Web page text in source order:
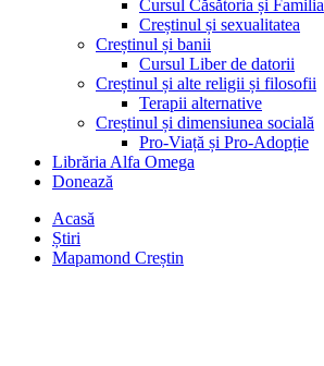
Cursul Căsătoria și Familia
Creștinul și sexualitatea
Creștinul și banii
Cursul Liber de datorii
Creștinul și alte religii și filosofii
Terapii alternative
Creștinul și dimensiunea socială
Pro-Viață și Pro-Adopție
Librăria Alfa Omega
Donează
Acasă
Știri
Mapamond Creștin